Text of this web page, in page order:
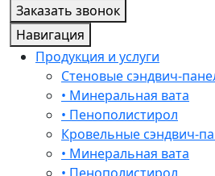
Заказать звонок
Навигация
Продукция и услуги
Стеновые сэндвич-
• Минеральная вата
• Пенополистирол
Кровельные сэндвич-
• Минеральная вата